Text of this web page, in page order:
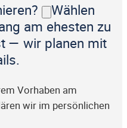
Wählen
am ehesten zu
— wir planen mit
Vorhaben am
wir im persönlichen